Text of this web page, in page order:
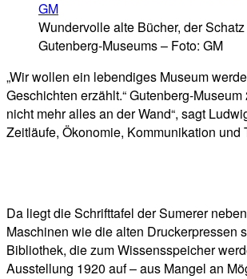
Wundervolle alte Bücher, der
Gutenberg-Museums – Foto: GM
„Wir wollen ein lebendiges Museum
Geschichten erzählt.“ Gutenberg-
nicht mehr alles an der Wand“, sagt
Zeitläufe, Ökonomie, Kommunikation und
Da liegt die Schrifttafel der Sumerer
Maschinen wie die alten Druckerpressen
Bibliothek, die zum Wissensspeicher
Ausstellung 1920 auf – aus Mangel an